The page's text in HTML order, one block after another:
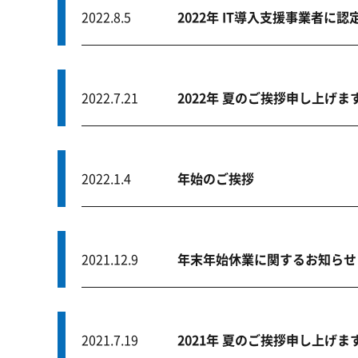
2022.8.5 2022年 IT導入支援事業者に認
2022.7.21 2022年 夏のご挨拶申し上げま
2022.1.4 年始のご挨拶
2021.12.9 年末年始休業に関するお知らせ
2021.7.19 2021年 夏のご挨拶申し上げま